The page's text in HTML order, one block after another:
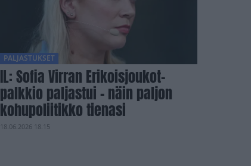
PALJASTUKSET
IL: Sofia Virran Erikoisjoukot-
palkkio paljastui – näin paljon
kohupoliitikko tienasi
18.06.2026 18.15